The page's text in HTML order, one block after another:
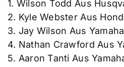
1. Wilson Todd Aus
2. Kyle Webster Aus
3. Jay Wilson Aus
4. Nathan Crawford Aus
5. Aaron Tanti Aus